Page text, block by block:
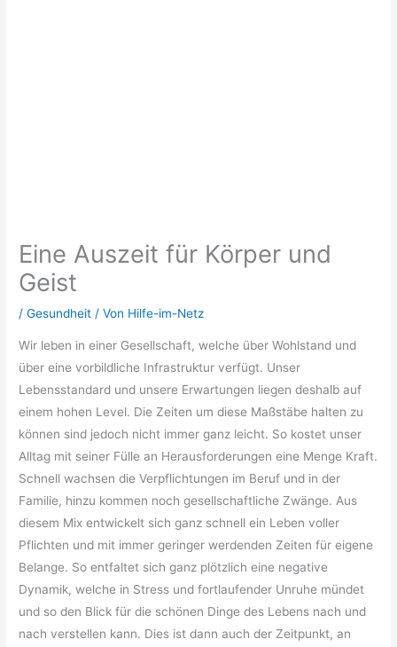
Eine Auszeit für Körper und
Geist
/Gesundheit / Von Hilfe-im-Netz
Wir leben in einer Gesellschaft, welche über Wohlstand und
über eine vorbildliche Infrastruktur verfügt. Unser
Lebensstandard und unsere Erwartungen liegen deshalb auf
einem hohen Level. Die Zeiten um diese Maßstäbe halten zu
können sind jedoch nicht immer ganz leicht. So kostet unser
Alltag mit seiner Fülle an Herausforderungen eine Menge Kraft.
Schnell wachsen die Verpflichtungen im Beruf und in der
Familie, hinzu kommen noch gesellschaftliche Zwänge. Aus
diesem Mix entwickelt sich ganz schnell ein Leben voller
Pflichten und mit immer geringer werdenden Zeiten für eigene
Belange. So entfaltet sich ganz plötzlich eine negative
Dynamik, welche in Stress und fortlaufender Unruhe mündet
und so den Blick für die schönen Dinge des Lebens nach und
nach verstellen kann. Dies ist dann auch der Zeitpunkt, an